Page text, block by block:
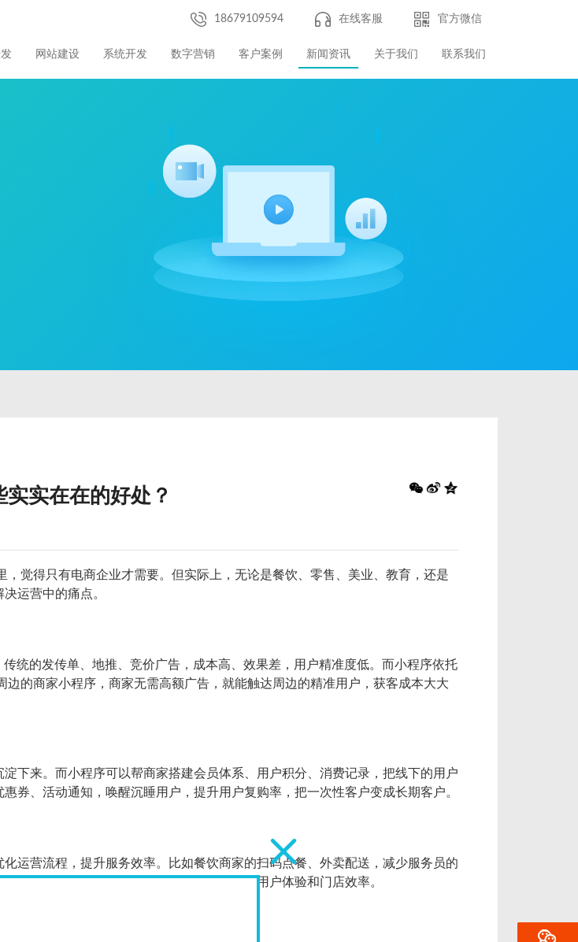
18679109594 在线客服 官方微信
网站建设 系统开发 数字营销 客户案例 新闻资讯 关于我们 联系我们
实在在的好处？
觉得只有电商企业才需要。但实际上，无论是餐饮、零售、美业、教育，还是
运营中的痛点。
统的发传单、地推、竞价广告，成本高、效果差，用户精准度低。而小程序依托
的商家小程序，商家无需高额广告，就能触达周边的精准用户，获客成本大大
下来。而小程序可以帮商家搭建会员体系、用户积分、消费记录，把线下的用户
券、活动通知，唤醒沉睡用户，提升用户复购率，把一次性客户变成长期客户。
运营流程，提升服务效率。比如餐饮商家的扫码点餐、外卖配送，减少服务员的
用到店排队，商家也能提前安排服务，提升用户体验和门店效率。